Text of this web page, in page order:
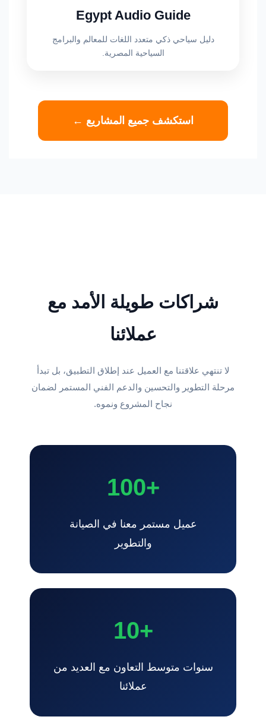
Egypt Audio Guide
دليل سياحي ذكي متعدد اللغات للمعالم والبرامج
السياحية المصرية.
استكشف جميع المشاريع ←
شراكات طويلة الأمد مع
عملائنا
لا تنتهي علاقتنا مع العميل عند إطلاق التطبيق، بل تبدأ
مرحلة التطوير والتحسين والدعم الفني المستمر لضمان
نجاح المشروع ونموه.
+100
عميل مستمر معنا في الصيانة
والتطوير
+10
سنوات متوسط التعاون مع العديد من
عملائنا